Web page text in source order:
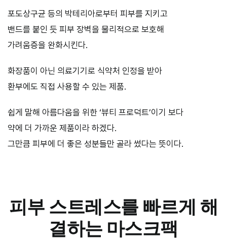
포도상구균 등의 박테리아로부터 피부를 지키고
밴드를 붙인 듯 피부 장벽을 물리적으로 보호해
가려움증을 완화시킨다.
화장품이 아닌 의료기기로 식약처 인정을 받아
환부에도 직접 사용할 수 있는 제품.
쉽게 말해 아름다움을 위한 ‘뷰티 프로덕트’이기 보다
약에 더 가까운 제품이라 하겠다.
그만큼 피부에 더 좋은 성분들만 골라 썼다는 뜻이다.
피부 스트레스를 빠르게 해
결하는 마스크팩